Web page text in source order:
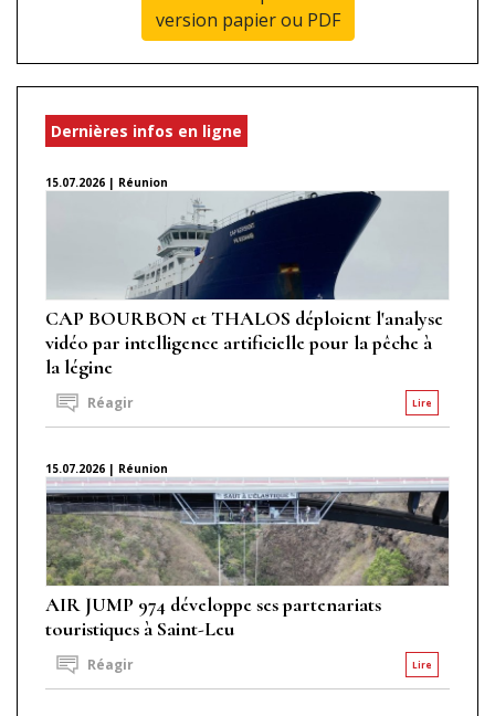
version papier ou PDF
Dernières infos en ligne
15.07.2026 | Réunion
CAP BOURBON et THALOS déploient l'analyse
vidéo par intelligence artificielle pour la pêche à
la légine
Lire
Réagir
15.07.2026 | Réunion
AIR JUMP 974 développe ses partenariats
touristiques à Saint-Leu
Lire
Réagir